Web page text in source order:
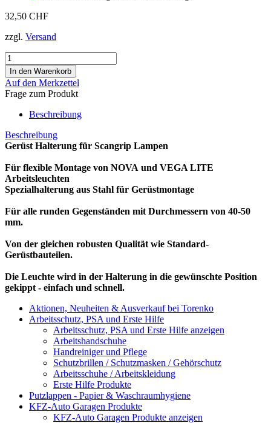
32,50 CHF
zzgl. Versand
Auf den Merkzettel
Frage zum Produkt
Beschreibung
Beschreibung
Gerüst Halterung für Scangrip Lampen
Für flexible Montage von NOVA und VEGA LITE
Arbeitsleuchten
Spezialhalterung aus Stahl für Gerüstmontage
Für alle runden Gegenständen mit Durchmessern von 40-50
mm.
Von der gleichen robusten Qualität wie Standard-
Gerüstbauteilen.
Die Leuchte wird in der Halterung in die gewünschte Position
gekippt - einfach und schnell.
Aktionen, Neuheiten & Ausverkauf bei Torenko
Arbeitsschutz, PSA und Erste Hilfe
Arbeitsschutz, PSA und Erste Hilfe anzeigen
Arbeitshandschuhe
Handreiniger und Pflege
Schutzbrillen / Schutzmasken / Gehörschutz
Arbeitsschuhe / Arbeitskleidung
Erste Hilfe Produkte
Putzlappen - Papier & Waschraumhygiene
KFZ-Auto Garagen Produkte
KFZ-Auto Garagen Produkte anzeigen